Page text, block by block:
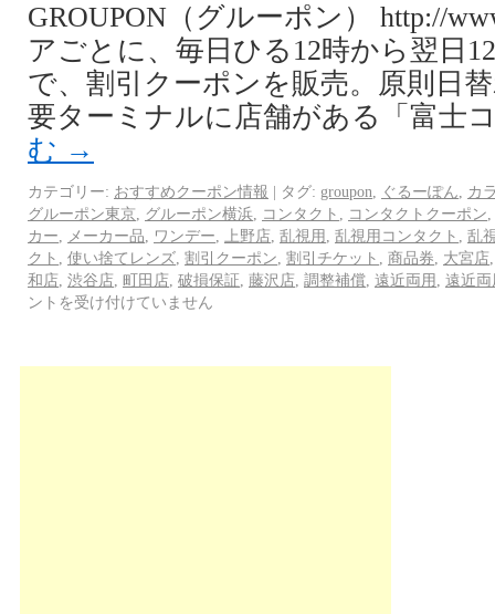
GROUPON（グルーポン） http://
アごとに、毎日ひる12時から翌日
で、割引クーポンを販売。原則日
要ターミナルに店舗がある「富士
む →
カテゴリー: おすすめクーポン情報 | タグ: groupon ぐるーぽん
カ
グルーポン東京
グルーポン横浜 コンタクト コンタクトクーポン
カー
メーカー品 ワンデー 上野店 乱視用 乱視用コンタクト
乱
クト
使い捨てレンズ 割引クーポン 割引チケット 商品券 大宮店
和店 渋谷店 町田店 破損保証 藤沢店 調整補償 遠近両用
遠近
ントを受け付けていません